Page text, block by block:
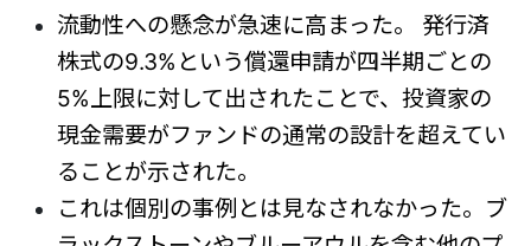
流動性への懸念が急速に高まった。 発行済
株式の9.3%という償還申請が四半期ごとの
5%上限に対して出されたことで、投資家の
現金需要がファンドの通常の設計を超えてい
ることが示された。
これは個別の事例とは見なされなかった。ブ